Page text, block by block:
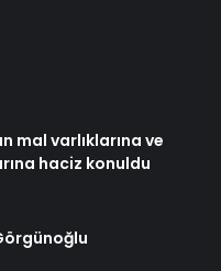
mal varlıklarına ve
haciz konuldu